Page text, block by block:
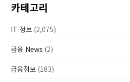
카테고리
IT 정보 (2,075)
금융 News (2)
금융정보 (183)